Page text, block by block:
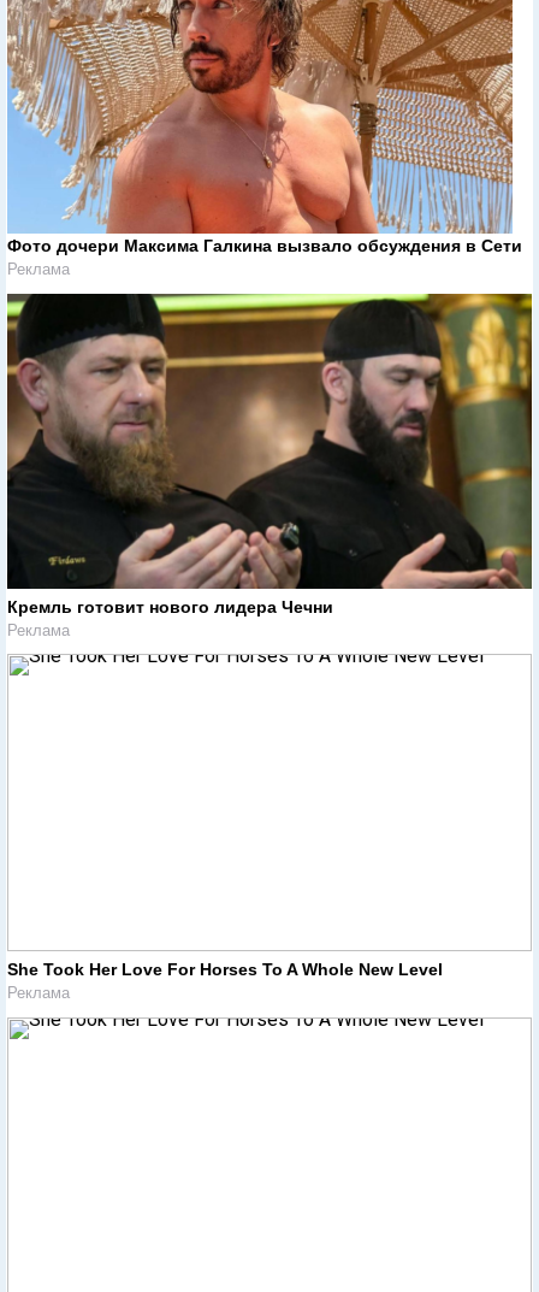
Фото дочери Максима Галкина вызвало обсуждения в Сети
Реклама
Кремль готовит нового лидера Чечни
Реклама
She Took Her Love For Horses To A Whole New Level
Реклама